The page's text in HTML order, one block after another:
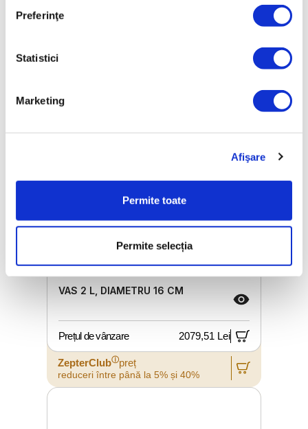
Preferinţe
Statistici
Marketing
Afişare
Permite toate
Permite selecția
Prețul de vânzare
reduceri între până la 5% și 40%
VAS 2 L, DIAMETRU 16 CM
Prețul de vânzare 2079,51 Lei
ZepterClubⓘpreț
reduceri între până la 5% și 40%